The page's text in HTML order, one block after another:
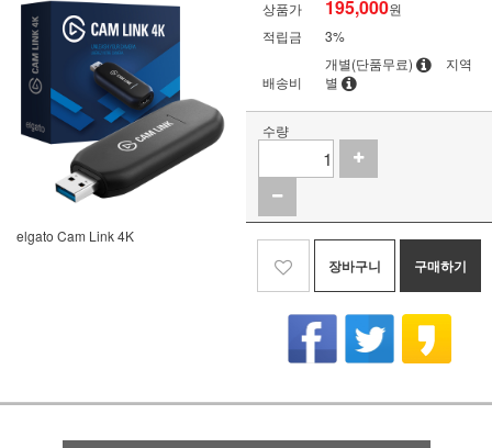
elgato Cam Link 4K
상품가 195,000원
적립금
3%
배송비
개별(단품무료)
지역
별
수량
장바구니 구매하기